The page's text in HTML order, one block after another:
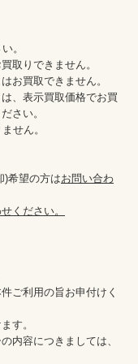
。
取りできません。
お買取できません。
、表示買取価格でお買
さい。
せん。
)希望の方はお問い合わ
ください。
ご利用の旨お申付けく
す。
内容につきましては、